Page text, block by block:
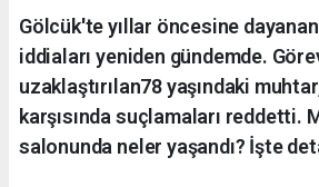
Gölcük'te yıllar öncesine
iddiaları yeniden gündemde.
uzaklaştırılan78 yaşındaki
karşısında suçlamaları reddetti.
salonunda neler yaşandı? İşte